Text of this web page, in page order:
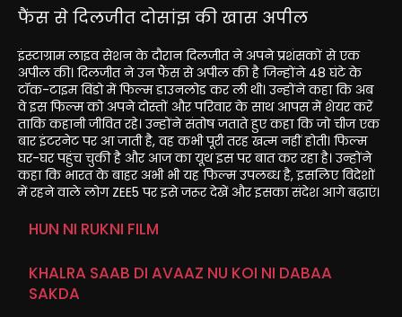
फैंस से दिलजीत दोसांझ की खास अपील
इंस्टाग्राम लाइव सेशन के दौरान दिलजीत ने अपने प्रशंसकों से एक
अपील की। दिलजीत ने उन फैंस से अपील की है जिन्होंने 48 घंटे के
टॉक-टाइम विंडो में फिल्म डाउनलोड कर ली थी। उन्होंने कहा कि अब
वे इस फिल्म को अपने दोस्तों और परिवार के साथ आपस में शेयर करें
ताकि कहानी जीवित रहे। उन्होंने संतोष जताते हुए कहा कि जो चीज एक
बार इंटरनेट पर आ जाती है, वह कभी पूरी तरह खत्म नहीं होती। फिल्म
घर-घर पहुंच चुकी है और आज का यूथ इस पर बात कर रहा है। उन्होंने
कहा कि भारत के बाहर अभी भी यह फिल्म उपलब्ध है, इसलिए विदेशों
में रहने वाले लोग ZEE5 पर इसे जरूर देखें और इसका संदेश आगे बढ़ाएं।
HUN NI RUKNI FILM
KHALRA SAAB DI AVAAZ NU KOI NI DABAA
SAKDA